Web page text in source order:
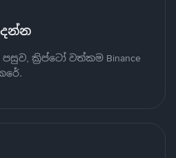
ක්‍රිප්ටෝ වත්කම Binance